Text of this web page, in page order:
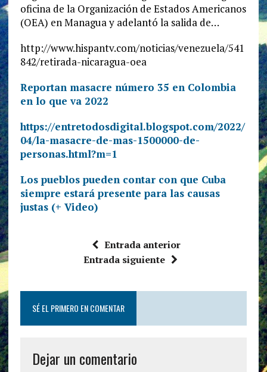
oficina de la Organización de Estados Americanos
(OEA) en Managua y adelantó la salida de…
http://www.hispantv.com/noticias/venezuela/541
842/retirada-nicaragua-oea
Reportan masacre número 35 en Colombia
en lo que va 2022
https://entretodosdigital.blogspot.com/2022/
04/la-masacre-de-mas-1500000-de-
personas.html?m=1
Los pueblos pueden contar con que Cuba
siempre estará presente para las causas
justas (+ Video)
Entrada anterior
Entrada siguiente
SÉ EL PRIMERO EN COMENTAR
Dejar un comentario